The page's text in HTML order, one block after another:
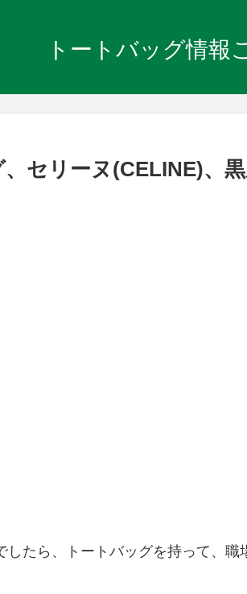
トートバッグ情報
セリーヌ(CELINE)、
たら、トートバッグを持って、職